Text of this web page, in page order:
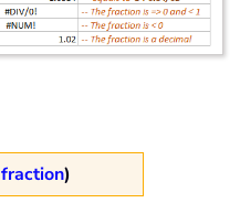
fraction)